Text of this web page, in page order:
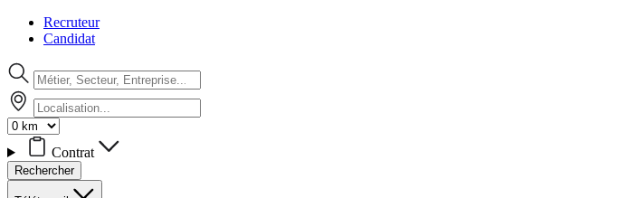
Recruteur
Candidat
Contrat
Rechercher